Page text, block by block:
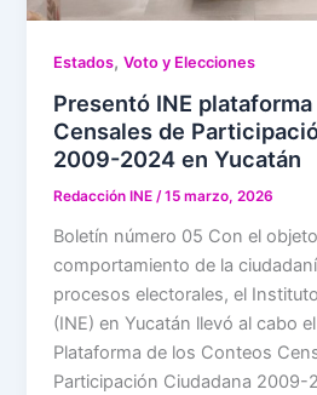
Estados,Voto y Elecciones
Presentó INE
Censales de
2009-2024 en Yucatán
Redacción INE/15 marzo, 2026
Boletín número 05 Con el
comportamiento de la
procesos electorales, el
(INE) en Yucatán llevó al cabo
Plataforma de los Conteos
Participación Ciudadana 2009-